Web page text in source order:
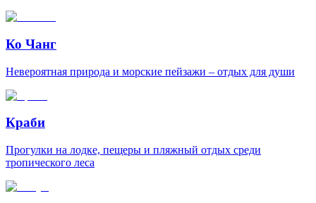
Ко Чанг
Невероятная природа и морские пейзажи – отдых для души
Краби
Прогулки на лодке, пещеры и пляжный отдых среди
тропического леса